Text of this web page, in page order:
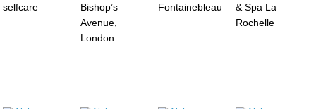
selfcare
Bishop’s
Avenue,
London
Fontainebleau
& Spa La
Rochelle